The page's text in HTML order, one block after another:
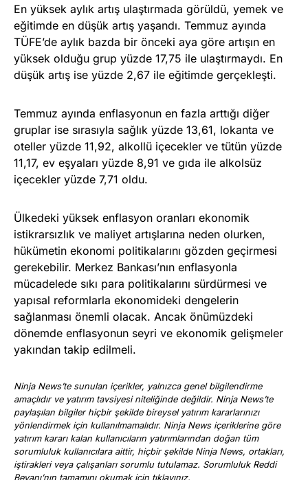
En yüksek aylık artış ulaştırmada görüldü, yemek ve
eğitimde en düşük artış yaşandı. Temmuz ayında
TÜFE’de aylık bazda bir önceki aya göre artışın en
yüksek olduğu grup yüzde 17,75 ile ulaştırmaydı. En
düşük artış ise yüzde 2,67 ile eğitimde gerçekleşti.
Temmuz ayında enflasyonun en fazla arttığı diğer
gruplar ise sırasıyla sağlık yüzde 13,61, lokanta ve
oteller yüzde 11,92, alkollü içecekler ve tütün yüzde
11,17, ev eşyaları yüzde 8,91 ve gıda ile alkolsüz
içecekler yüzde 7,71 oldu.
Ülkedeki yüksek enflasyon oranları ekonomik
istikrarsızlık ve maliyet artışlarına neden olurken,
hükümetin ekonomi politikalarını gözden geçirmesi
gerekebilir. Merkez Bankası’nın enflasyonla
mücadelede sıkı para politikalarını sürdürmesi ve
yapısal reformlarla ekonomideki dengelerin
sağlanması önemli olacak. Ancak önümüzdeki
dönemde enflasyonun seyri ve ekonomik gelişmeler
yakından takip edilmeli.
Ninja News’te sunulan içerikler, yalnızca genel bilgilendirme
amaçlıdır ve yatırım tavsiyesi niteliğinde değildir. Ninja News’te
paylaşılan bilgiler hiçbir şekilde bireysel yatırım kararlarınızı
yönlendirmek için kullanılmamalıdır. Ninja News içeriklerine göre
yatırım kararı kalan kullanıcıların yatırımlarından doğan tüm
sorumluluk kullanıcılara aittir, hiçbir şekilde Ninja News, ortakları,
iştirakleri veya çalışanları sorumlu tutulamaz. Sorumluluk Reddi
Beyanı’nın tamamını okumak için tıklayınız.